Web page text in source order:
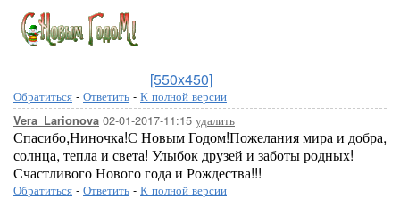
[550x450]
Обратиться - Ответить - К полной версии
Vera_Larionova 02-01-2017-11:15 удалить
Спасибо,Ниночка!С Новым Годом!Пожелания мира и добра,
солнца, тепла и света! Улыбок друзей и заботы родных!
Счастливого Нового года и Рождества!!!
Обратиться - Ответить - К полной версии